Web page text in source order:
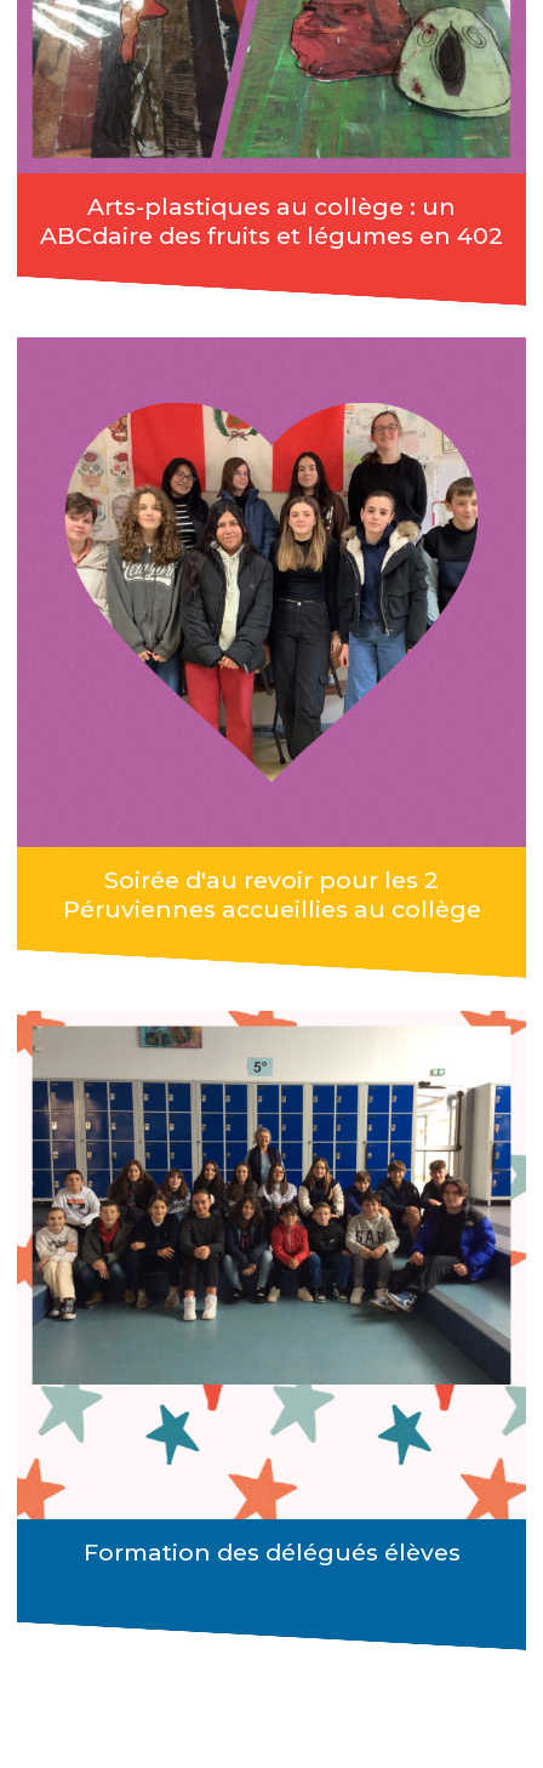
Arts-plastiques au collège : un
ABCdaire des fruits et légumes en 402
Soirée d'au revoir pour les 2
Péruviennes accueillies au collège
Formation des délégués élèves